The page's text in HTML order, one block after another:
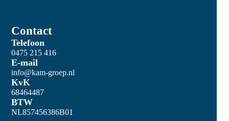
Contact
Telefoon
0475 215 416
E-mail
info@kam-groep.nl
KvK
68464487
BTW
NL857456386B01